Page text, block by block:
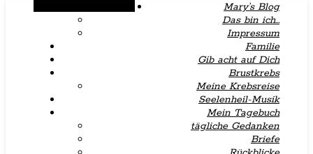
Mary’s Blog
Das bin ich…
Impressum
Familie
Gib acht auf Dich
Brustkrebs
Meine Krebsreise
Seelenheil-Musik
Mein Tagebuch
tägliche Gedanken
Briefe